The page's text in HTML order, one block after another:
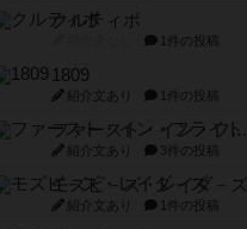
クルティボ
1件の投稿
1809
紹介文あり 1件の投稿
ファースト・イン・フライト
紹介文あり 3件の投稿
モズビ－ズ・レイダ－ズ
紹介文あり 1件の投稿